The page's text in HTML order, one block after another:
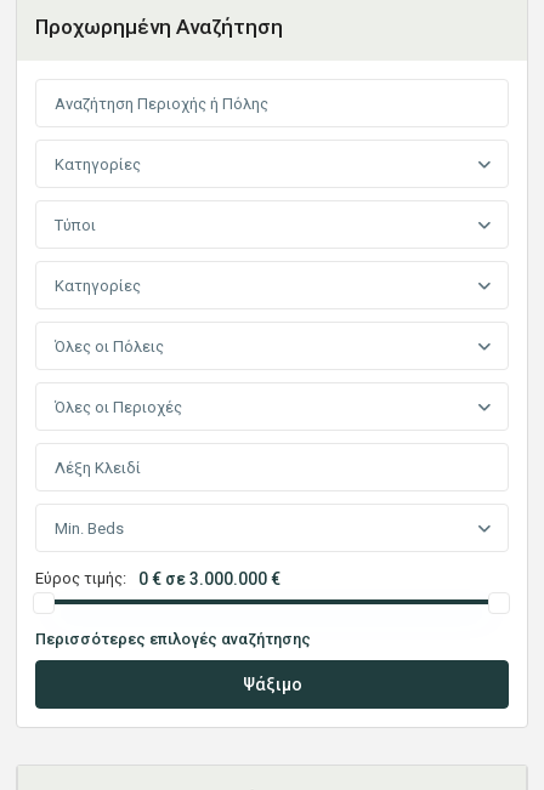
Προχωρημένη Αναζήτηση
Κατηγορίες
Τύποι
Κατηγορίες
Όλες οι Πόλεις
Όλες οι Περιοχές
Min. Beds
Εύρος τιμής: 0 € σε 3.000.000 €
Περισσότερες επιλογές αναζήτησης
Ψάξιμο